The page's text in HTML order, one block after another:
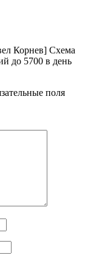
Корнев] Схема
до 5700 в день
поля